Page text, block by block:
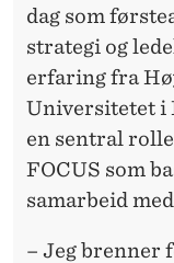
dag som
strategi og
erfaring fra
Universitetet i
en sentral
FOCUS som
samarbeid
– Jeg brenner